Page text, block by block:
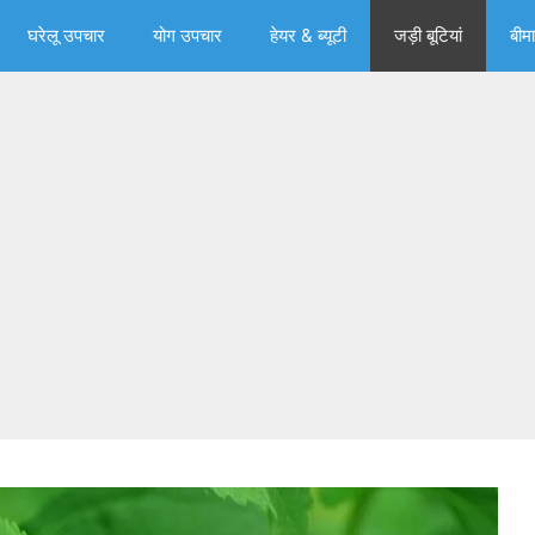
घरेलू उपचार योग उपचार हेयर & ब्‍यूटी जड़ी बूटियां